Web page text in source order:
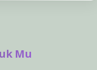
Mu